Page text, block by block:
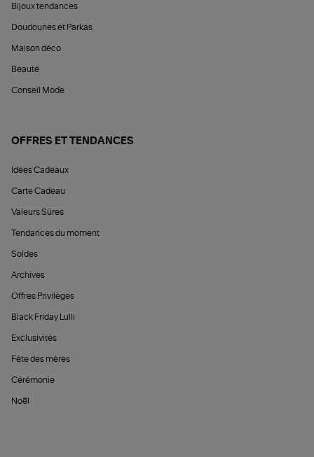
Bijoux tendances
Doudounes et Parkas
Maison déco
Beauté
Conseil Mode
OFFRES ET TENDANCES
Idées Cadeaux
Carte Cadeau
Valeurs Sûres
Tendances du moment
Soldes
Archives
Offres Privilèges
Black Friday Lulli
Exclusivités
Fête des mères
Cérémonie
Noël